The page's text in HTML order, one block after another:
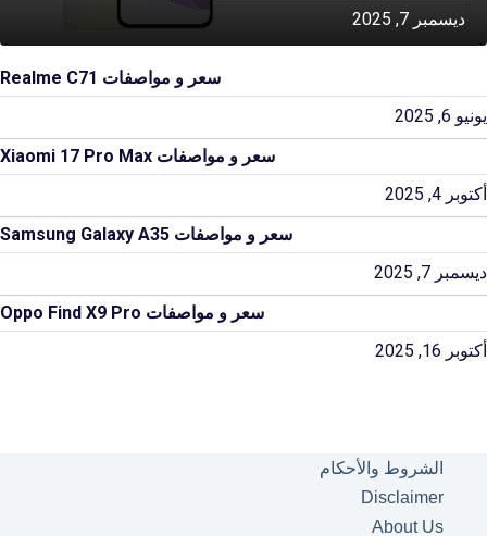
ديسمبر 7, 2025
سعر و مواصفات Realme C71
يونيو 6, 2025
سعر و مواصفات Xiaomi 17 Pro Max
أكتوبر 4, 2025
سعر و مواصفات Samsung Galaxy A35
ديسمبر 7, 2025
سعر و مواصفات Oppo Find X9 Pro
أكتوبر 16, 2025
الشروط والأحكام
Disclaimer
About Us